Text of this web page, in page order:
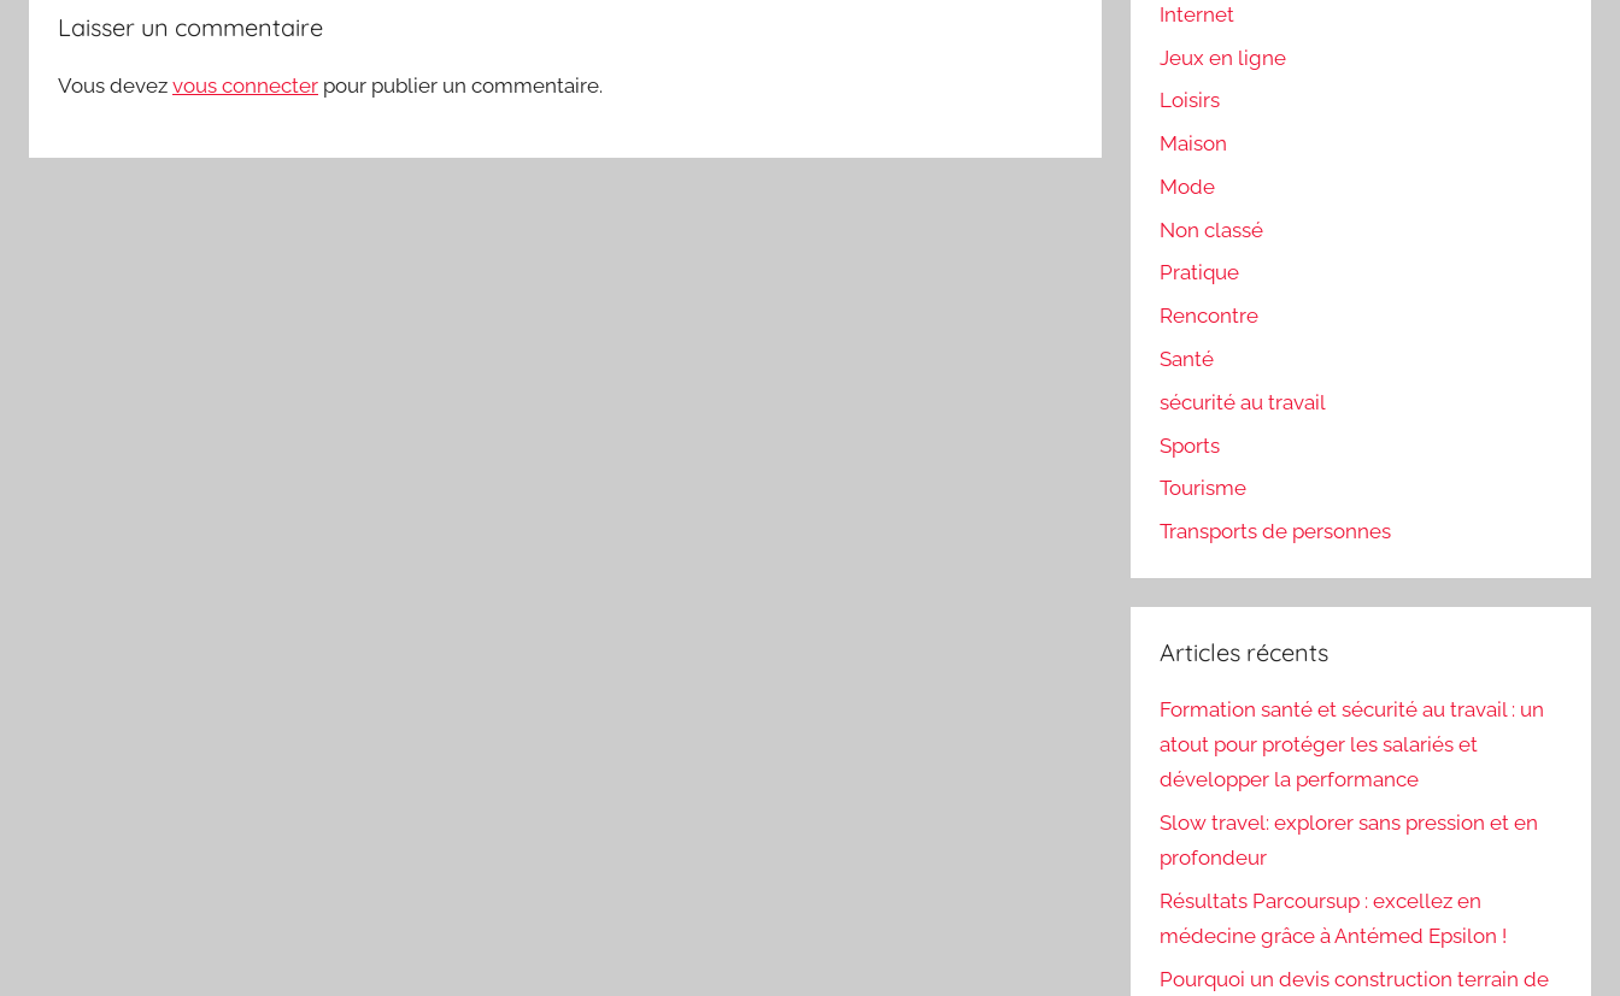
Laisser un commentaire
Vous devez vous connecter pour publier un commentaire.
Internet
Jeux en ligne
Loisirs
Maison
Mode
Non classé
Pratique
Rencontre
Santé
sécurité au travail
Sports
Tourisme
Transports de personnes
Articles récents
Formation santé et sécurité au travail : un
atout pour protéger les salariés et
développer la performance
Slow travel: explorer sans pression et en
profondeur
Résultats Parcoursup : excellez en
médecine grâce à Antémed Epsilon !
Pourquoi un devis construction terrain de